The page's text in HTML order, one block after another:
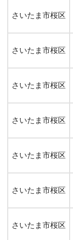
さいたま市桜区
さいたま市桜区
さいたま市桜区
さいたま市桜区
さいたま市桜区
さいたま市桜区
さいたま市桜区